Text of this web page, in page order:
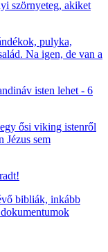
szörnyeteg, akiket
pulyka,
Na igen, de van a
isten lehet - 6
ősi viking istenről
Jézus sem
bibliák, inkább